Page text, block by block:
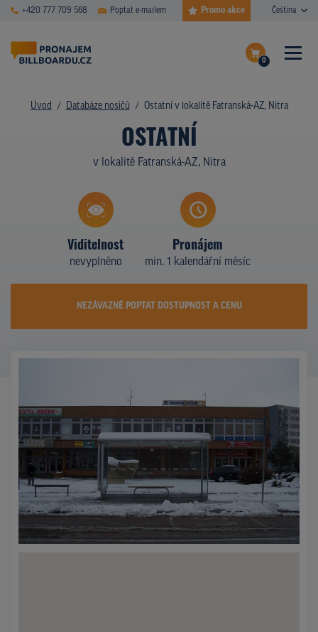
+420 777 709 568 Poptat e-mailem Promo akce Čeština
0
Dokončit poptávku
Zobrazit nosiče na mapě
ČASTÉ DOTAZY
DATABÁZE NOSIČŮ
PLOCHY V AKCI
Z PRAXE
KDO JSME
Úvod Databáze nosičů Ostatní v lokalitě Fatranská-AZ, Nitra
OSTATNÍ
v lokalitě Fatranská-AZ, Nitra
Viditelnost
nevyplněno
Pronájem
min. 1 kalendářní měsíc
NEZÁVAZNĚ POPTAT DOSTUPNOST A CENU